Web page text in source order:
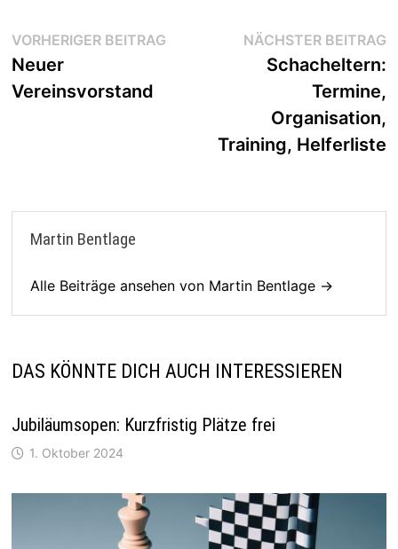
Beitragsnavigation
VORHERIGER BEITRAGVorheriger
Neuer
Vereinsvorstand
NÄCHSTER BEITRAG
Schacheltern:
Termine,
Organisation,
Training, Helferliste
Martin Bentlage
Alle Beiträge ansehen von Martin Bentlage →
DAS KÖNNTE DICH AUCH INTERESSIEREN
Jubiläumsopen: Kurzfristig Plätze frei
1. Oktober 2024